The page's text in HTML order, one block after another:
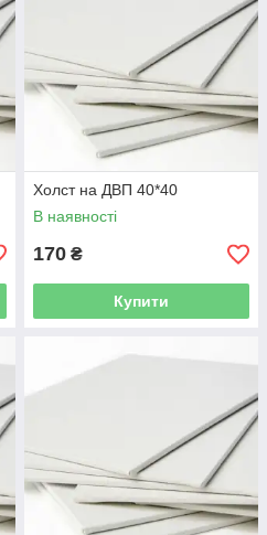
Холст на ДВП 40*40
В наявності
170 ₴
Купити